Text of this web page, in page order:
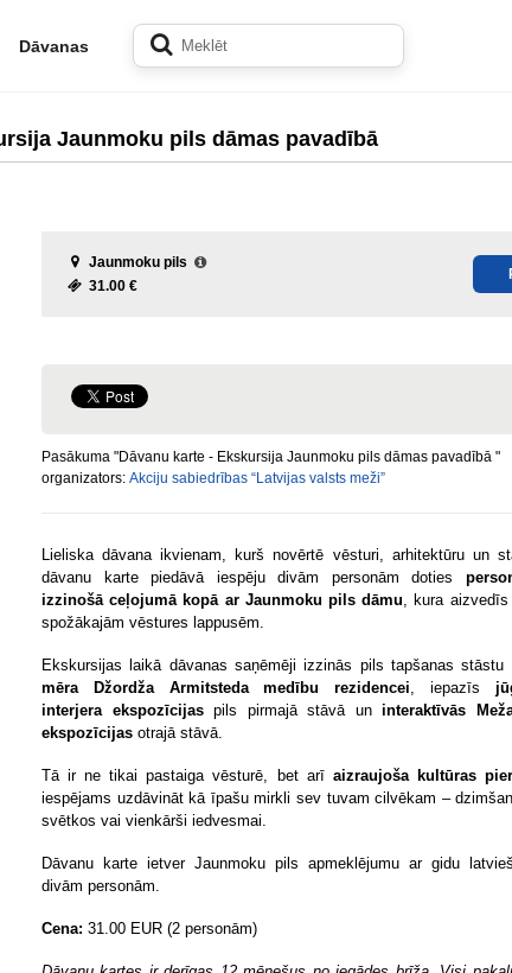
Dāvanas
Jaunmoku pils dāmas pavadībā
Jaunmoku pils
31.00 €
Pasākuma "Dāvanu karte - Ekskursija Jaunmoku pils dāmas pavadībā "
organizators: Akciju sabiedrības “Latvijas valsts meži”
Lieliska dāvana ikvienam, kurš novērtē vēsturi, arhitektūru un
dāvanu karte piedāvā iespēju divām personām doties
izzinošā ceļojumā kopā ar Jaunmoku pils dāmu, kura aizvedīs
spožākajām vēstures lappusēm.
Ekskursijas laikā dāvanas saņēmēji izzinās pils tapšanas stāstu
mēra Džordža Armitsteda medību rezidencei, iepazīs
interjera ekspozīcijaspils pirmajā stāvā un interaktīvās
ekspozīcijas otrajā stāvā.
Tā ir ne tikai pastaiga vēsturē, bet arī aizraujoša kultūras
iespējams uzdāvināt kā īpašu mirkli sev tuvam cilvēkam –
svētkos vai vienkārši iedvesmai.
Dāvanu karte ietver Jaunmoku pils apmeklējumu ar gidu
divām personām.
Cena: 31.00 EUR (2 personām)